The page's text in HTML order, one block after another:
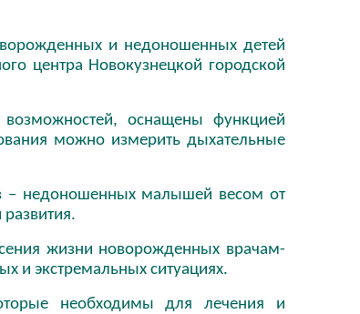
и недоношенных детей
центра Новокузнецкой городской
оснащены функцией
можно измерить дыхательные
– недоношенных малышей весом от
жизни новорожденных врачам-
и экстремальных ситуациях.
необходимы для лечения и